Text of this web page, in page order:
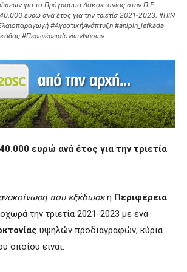
για το Πρόγραμμα Δακοκτονίας στην Π.Ε.
ευρώ ανά έτος για την τριετία 2021-2023. #ΠΙΝ
#ΑγροτικήΑνάπτυξη #anipin_lefkada
#ΠεριφέρειαΙονίωνΝήσων
ευρώ ανά έτος για την τριετία
που εξέδωσεη Περιφέρεια
την τριετία 2021-2023 με ένα
υψηλών προδιαγραφών, κύρια
οποίου είναι: